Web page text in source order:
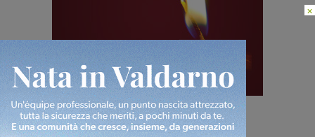
TAGS calcio
×